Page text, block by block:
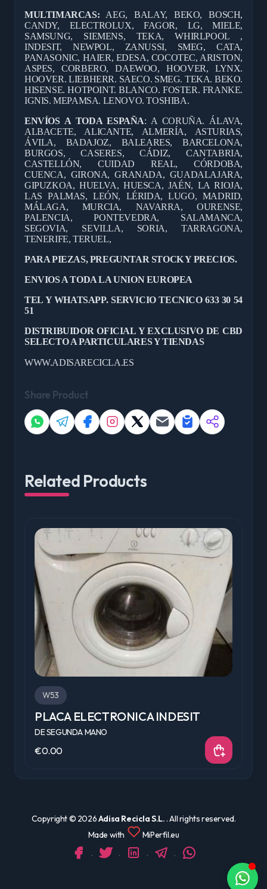
MULTIMARCAS: AEG, BALAY, BEKO, BOSCH,
CANDY, ELECTROLUX, FAGOR, LG, MIELE,
SAMSUNG, SIEMENS, TEKA, WHIRLPOOL ,
INDESIT, NEWPOL, ZANUSSI, SMEG, CATA,
PANASONIC, HAIER, EDESA, COCOTEC, ARISTON,
ASPES, CORBERO, DAEWOO, HOOVER, LYNX.
HOOVER. LIEBHERR. SAECO. SMEG. TEKA. BEKO.
HISENSE. HOTPOINT. BLANCO. FOSTER. FRANKE.
IGNIS. MEPAMSA. LENOVO. TOSHIBA.
ENVÍOS A TODA ESPAÑA: A CORUÑA. ÁLAVA,
ALBACETE, ALICANTE, ALMERÍA, ASTURIAS,
ÁVILA, BADAJOZ, BALEARES, BARCELONA,
BURGOS, CASERES, CÁDIZ, CANTABRIA,
CASTELLÓN, CUIDAD REAL, CÓRDOBA,
CUENCA, GIRONA, GRANADA, GUADALAJARA,
GIPUZKOA, HUELVA, HUESCA, JAÉN, LA RIOJA,
LAS PALMAS, LEÓN, LÉRIDA, LUGO, MADRID,
MÁLAGA, MURCIA, NAVARRA, OURENSE,
PALENCIA, PONTEVEDRA, SALAMANCA,
SEGOVIA, SEVILLA, SORIA, TARRAGONA,
TENERIFE, TERUEL,
PARA PIEZAS, PREGUNTAR STOCK Y PRECIOS.
ENVIOS A TODA LA UNION EUROPEA
TEL Y WHATSAPP. SERVICIO TECNICO 633 30 54
51
DISTRIBUIDOR OFICIAL Y EXCLUSIVO DE CBD
SELECTO A PARTICULARES Y TIENDAS
WWW.ADISARECICLA.ES
Share Product
Related Products
W53
PLACA ELECTRONICA INDESIT
DE SEGUNDA MANO
€0.00
Copyright © 2026Adisa Recicla S.L.. All rights reserved.
Made with
MiPerfil.eu